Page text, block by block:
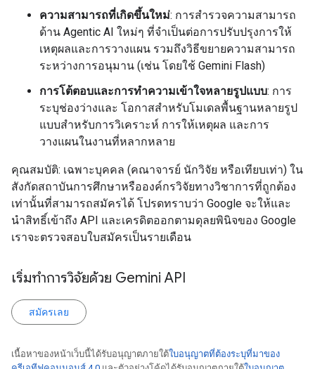
ความสามารถที่เกิดขึ้นใหม่: การสำรวจความสามารถ
ด้าน Agentic AI ใหม่ๆ ที่จำเป็นต่อการปรับปรุงการให้
เหตุผลและการวางแผน รวมถึงวิธีขยายความสามารถ
ระหว่างการอนุมาน (เช่น โดยใช้ Gemini Flash)
การโต้ตอบและการทำความเข้าใจหลายรูปแบบ: การ
ระบุช่องว่างและ โอกาสสำหรับโมเดลพื้นฐานหลายรูป
แบบสำหรับการวิเคราะห์ การให้เหตุผล และการ
วางแผนในงานที่หลากหลาย
คุณสมบัติ: เฉพาะบุคคล (คณาจารย์ นักวิจัย หรือเทียบเท่า) ใน
สังกัดสถาบันการศึกษาหรือองค์กรวิจัยทางวิชาการที่ถูกต้อง
เท่านั้นที่สามารถสมัครได้ โปรดทราบว่า Google จะให้และ
นำสิทธิ์เข้าถึง API และเครดิตออกตามดุลยพินิจของ Google
เราจะตรวจสอบใบสมัครเป็นรายเดือน
เริ่มทำการวิจัยด้วย Gemini API
สมัครเลย
เนื้อหาของหน้าเว็บนี้ได้รับอนุญาตภายใต้ใบอนุญาตที่ต้องระบุที่มาของ